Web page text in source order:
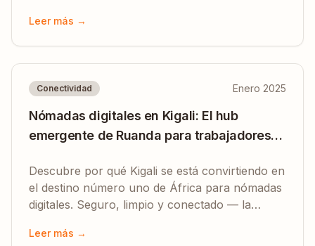
Leer más →
Conectividad Enero 2025
Nómadas digitales en Kigali: El hub
emergente de Ruanda para trabajadores
Descubre por qué Kigali se está convirtiendo en
el destino número uno de África para nómadas
digitales. Seguro, limpio y conectado — la
inigualables.
Leer más →